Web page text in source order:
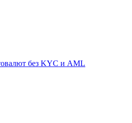
без KYC и AML